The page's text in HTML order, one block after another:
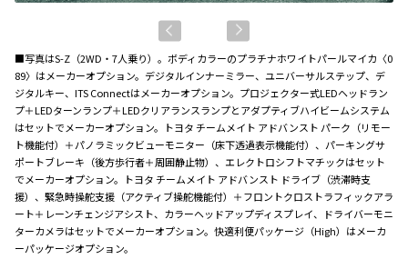
■写真はS-Z（2WD・7人乗り）。ボディカラーのプラチナホワイトパールマイカ〈0
89〉はメーカーオプション。デジタルインナーミラー、ユニバーサルステップ、デ
ジタルキー、ITS Connectはメーカーオプション。プロジェクター式LEDヘッドラン
プ＋LEDターンランプ＋LEDクリアランスランプとアダプティブハイビームシステム
はセットでメーカーオプション。トヨタ チームメイト アドバンスト パーク（リモー
ト機能付）＋パノラミックビューモニター（床下透過表示機能付）、パーキングサ
ポートブレーキ（後方歩行者＋周囲静止物）、エレクトロシフトマチックはセット
でメーカーオプション。トヨタ チームメイト アドバンスト ドライブ（渋滞時支
援）、緊急時操舵支援（アクティブ操舵機能付）＋フロントクロストラフィックアラ
ート＋レーンチェンジアシスト、カラーヘッドアップディスプレイ、ドライバーモニ
ターカメラはセットでメーカーオプション。快適利便パッケージ（High）はメーカ
ーパッケージオプション。